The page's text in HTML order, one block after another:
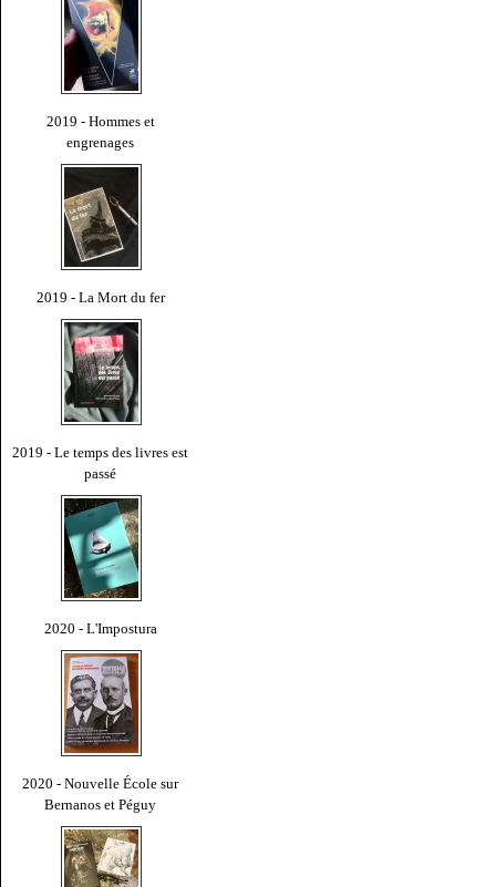
2019 - Hommes et
engrenages
2019 - La Mort du fer
2019 - Le temps des livres est
passé
2020 - L'Impostura
2020 - Nouvelle École sur
Bernanos et Péguy